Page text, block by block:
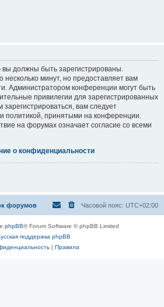
должны быть зарегистрированы.
несколько минут, но предоставляет вам
Администратором конференции могут быть
привилегии для зарегистрированных
вам следует
политикой, принятыми на конференции.
на форумах означает согласие со всеми
о конфиденциальности
форумов Часовой пояс: UTC+02:00
phpBB® Forum Software © phpBB Limited
поддержка phpBB
| Правила